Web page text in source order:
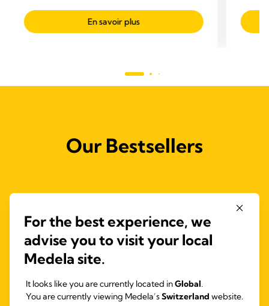
5
étoiles.
En savoir plus
en
Our Bestsellers
For the best experience, we
advise you to visit your local
Medela site.
It looks like you are currently located inGlobal.
You are currently viewing Medela’sSwitzerland website.